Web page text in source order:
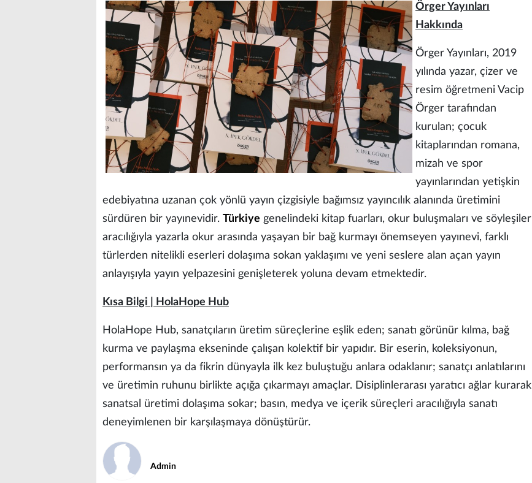
Örger Yayınları
Hakkında
Örger Yayınları, 2019
yılında yazar, çizer ve
resim öğretmeni Vacip
Örger tarafından
kurulan; çocuk
kitaplarından romana,
mizah ve spor
yayınlarından yetişkin
edebiyatına uzanan çok yönlü yayın çizgisiyle bağımsız yayıncılık alanında üretimini
sürdüren bir yayınevidir. Türkiye genelindeki kitap fuarları, okur buluşmaları ve söyleşiler
aracılığıyla yazarla okur arasında yaşayan bir bağ kurmayı önemseyen yayınevi, farklı
türlerden nitelikli eserleri dolaşıma sokan yaklaşımı ve yeni seslere alan açan yayın
anlayışıyla yayın yelpazesini genişleterek yoluna devam etmektedir.
Kısa Bilgi | HolaHope Hub
HolaHope Hub, sanatçıların üretim süreçlerine eşlik eden; sanatı görünür kılma, bağ
kurma ve paylaşma ekseninde çalışan kolektif bir yapıdır. Bir eserin, koleksiyonun,
performansın ya da fikrin dünyayla ilk kez buluştuğu anlara odaklanır; sanatçı anlatılarını
ve üretimin ruhunu birlikte açığa çıkarmayı amaçlar. Disiplinlerarası yaratıcı ağlar kurarak
sanatsal üretimi dolaşıma sokar; basın, medya ve içerik süreçleri aracılığıyla sanatı
deneyimlenen bir karşılaşmaya dönüştürür.
Admin